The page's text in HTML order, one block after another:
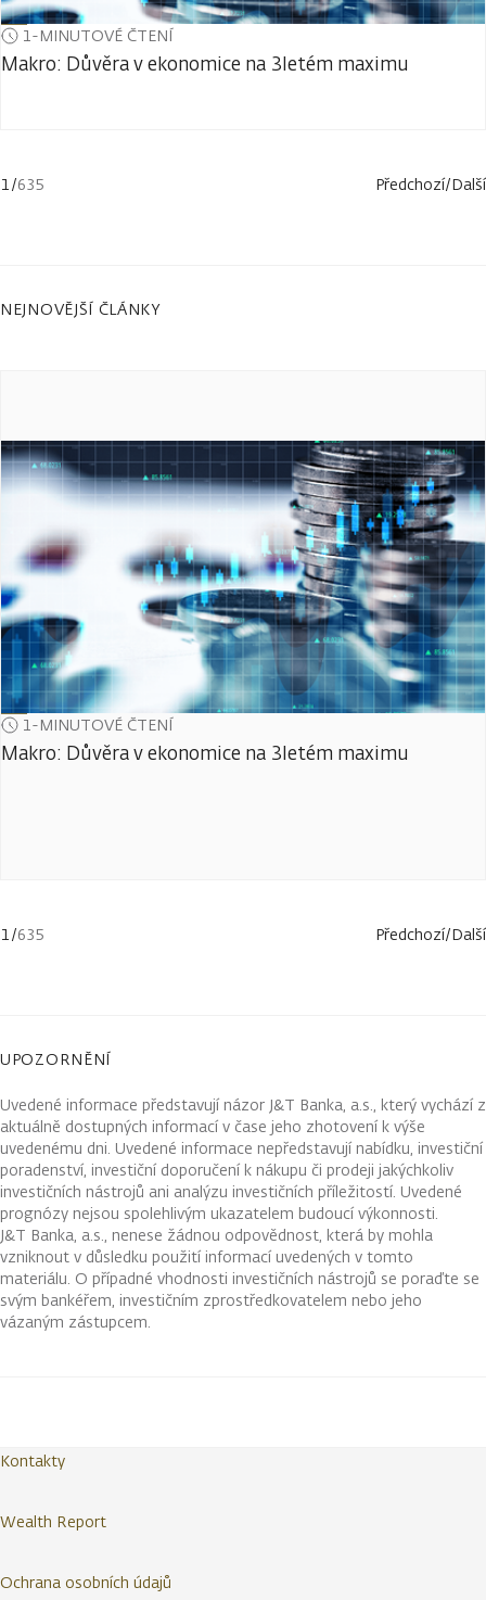
1-MINUTOVÉ ČTENÍ
Makro: Důvěra v ekonomice na 3letém maximu
1/635 Předchozí/Další
NEJNOVĚJŠÍ ČLÁNKY
1-MINUTOVÉ ČTENÍ
Makro: Důvěra v ekonomice na 3letém maximu
1/635 Předchozí/Další
UPOZORNĚNÍ
Uvedené informace představují názor J&T Banka, a.s., který vychází z
aktuálně dostupných informací v čase jeho zhotovení k výše
uvedenému dni. Uvedené informace nepředstavují nabídku, investiční
poradenství, investiční doporučení k nákupu či prodeji jakýchkoliv
investičních nástrojů ani analýzu investičních příležitostí. Uvedené
prognózy nejsou spolehlivým ukazatelem budoucí výkonnosti.
J&T Banka, a.s., nenese žádnou odpovědnost, která by mohla
vzniknout v důsledku použití informací uvedených v tomto
materiálu. O případné vhodnosti investičních nástrojů se poraďte se
svým bankéřem, investičním zprostředkovatelem nebo jeho
vázaným zástupcem.
Kontakty
Wealth Report
Ochrana osobních údajů